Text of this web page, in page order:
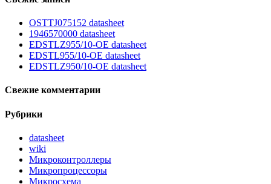
OSTTJ075152 datasheet
1946570000 datasheet
EDSTLZ955/10-OE datasheet
EDSTL955/10-OE datasheet
EDSTLZ950/10-OE datasheet
Свежие комментарии
Рубрики
datasheet
wiki
Микроконтроллеры
Микропроцессоры
Микросхема